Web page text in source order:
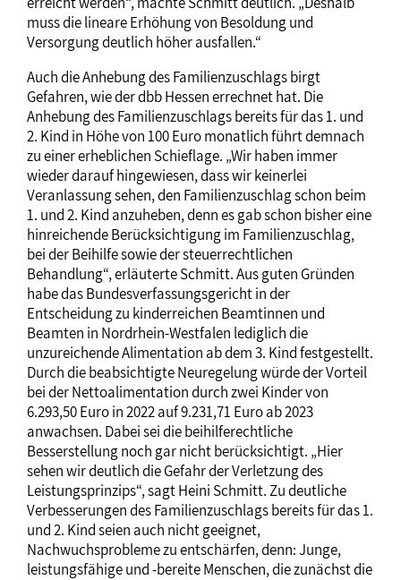
muss die lineare Erhöhung von Besoldung und
Versorgung deutlich höher ausfallen.“
Auch die Anhebung des Familienzuschlags birgt
Gefahren, wie der dbb Hessen errechnet hat. Die
Anhebung des Familienzuschlags bereits für das 1. und
2. Kind in Höhe von 100 Euro monatlich führt demnach
zu einer erheblichen Schieflage. „Wir haben immer
wieder darauf hingewiesen, dass wir keinerlei
Veranlassung sehen, den Familienzuschlag schon beim
1. und 2. Kind anzuheben, denn es gab schon bisher eine
hinreichende Berücksichtigung im Familienzuschlag,
bei der Beihilfe sowie der steuerrechtlichen
Behandlung“, erläuterte Schmitt. Aus guten Gründen
habe das Bundesverfassungsgericht in der
Entscheidung zu kinderreichen Beamtinnen und
Beamten in Nordrhein-Westfalen lediglich die
unzureichende Alimentation ab dem 3. Kind festgestellt.
Durch die beabsichtigte Neuregelung würde der Vorteil
bei der Nettoalimentation durch zwei Kinder von
6.293,50 Euro in 2022 auf 9.231,71 Euro ab 2023
anwachsen. Dabei sei die beihilferechtliche
Besserstellung noch gar nicht berücksichtigt. „Hier
sehen wir deutlich die Gefahr der Verletzung des
Leistungsprinzips“, sagt Heini Schmitt. Zu deutliche
Verbesserungen des Familienzuschlags bereits für das 1.
und 2. Kind seien auch nicht geeignet,
Nachwuchsprobleme zu entschärfen, denn: Junge,
leistungsfähige und -bereite Menschen, die zunächst die